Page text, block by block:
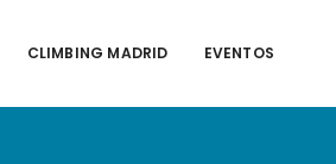
CLIMBING MADRID EVENTOS